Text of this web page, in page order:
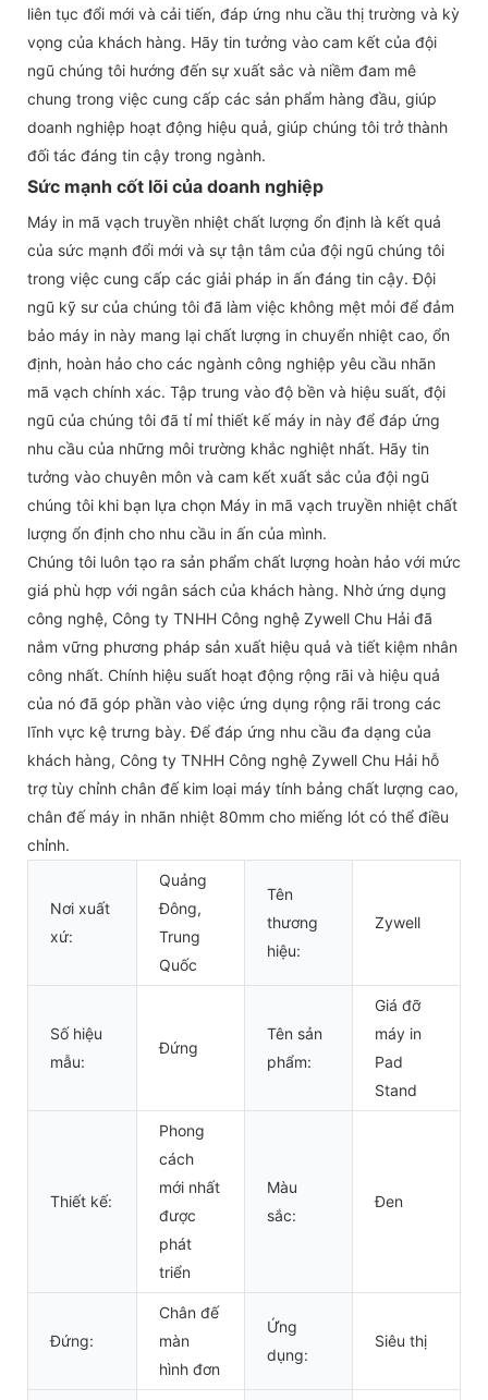
liên tục đổi mới và cải tiến, đáp ứng nhu cầu thị trường và kỳ
vọng của khách hàng. Hãy tin tưởng vào cam kết của đội
ngũ chúng tôi hướng đến sự xuất sắc và niềm đam mê
chung trong việc cung cấp các sản phẩm hàng đầu, giúp
doanh nghiệp hoạt động hiệu quả, giúp chúng tôi trở thành
đối tác đáng tin cậy trong ngành.
Sức mạnh cốt lõi của doanh nghiệp
Máy in mã vạch truyền nhiệt chất lượng ổn định là kết quả
của sức mạnh đổi mới và sự tận tâm của đội ngũ chúng tôi
trong việc cung cấp các giải pháp in ấn đáng tin cậy. Đội
ngũ kỹ sư của chúng tôi đã làm việc không mệt mỏi để đảm
bảo máy in này mang lại chất lượng in chuyển nhiệt cao, ổn
định, hoàn hảo cho các ngành công nghiệp yêu cầu nhãn
mã vạch chính xác. Tập trung vào độ bền và hiệu suất, đội
ngũ của chúng tôi đã tỉ mỉ thiết kế máy in này để đáp ứng
nhu cầu của những môi trường khắc nghiệt nhất. Hãy tin
tưởng vào chuyên môn và cam kết xuất sắc của đội ngũ
chúng tôi khi bạn lựa chọn Máy in mã vạch truyền nhiệt chất
lượng ổn định cho nhu cầu in ấn của mình.
Chúng tôi luôn tạo ra sản phẩm chất lượng hoàn hảo với mức
giá phù hợp với ngân sách của khách hàng. Nhờ ứng dụng
công nghệ, Công ty TNHH Công nghệ Zywell Chu Hải đã
nắm vững phương pháp sản xuất hiệu quả và tiết kiệm nhân
công nhất. Chính hiệu suất hoạt động rộng rãi và hiệu quả
của nó đã góp phần vào việc ứng dụng rộng rãi trong các
lĩnh vực kệ trưng bày. Để đáp ứng nhu cầu đa dạng của
khách hàng, Công ty TNHH Công nghệ Zywell Chu Hải hỗ
trợ tùy chỉnh chân đế kim loại máy tính bảng chất lượng cao,
chân đế máy in nhãn nhiệt 80mm cho miếng lót có thể điều
chỉnh.
Nơi xuất
xứ:
Quảng
Đông,
Trung
Quốc
Tên
thương
hiệu:
Zywell
Số hiệu
mẫu:
Đứng
Tên sản
phẩm:
Giá đỡ
máy in
Pad
Stand
Thiết kế:
Phong
cách
mới nhất
được
phát
triển
Màu
sắc:
Đen
Đứng:
Chân đế
màn
hình đơn
Ứng
dụng:
Siêu thị